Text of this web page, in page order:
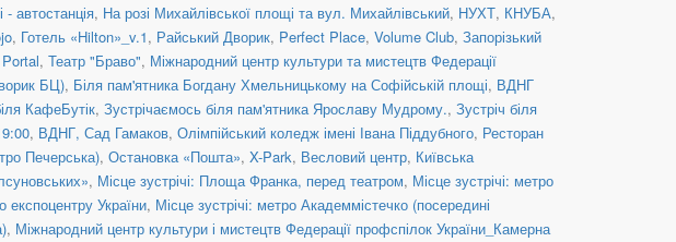
автостанція, На розі Михайлівської площі та вул. Михайлівський, НУХТ, КНУБА,
, Готель «Hilton»_v.1, Райський Дворик, Perfect Place, Volume Club, Запорізький
, Театр "Браво", Міжнародний центр культури та мистецтв Федерації
БЦ), Біля пам'ятника Богдану Хмельницькому на Софійській площі, ВДНГ
КафеБутік, Зустрічаємось біля пам'ятника Ярославу Мудрому., Зустріч біля
, ВДНГ, Сад Гамаков, Олімпійський коледж імені Івана Піддубного, Ресторан
Печерська), Остановка «Пошта», X-Park, Весловий центр, Київська
, Місце зустрічі: Площа Франка, перед театром, Місце зустрічі: метро
експоцентру України, Місце зустрічі: метро Академмістечко (посередині
, Міжнародний центр культури і мистецтв Федерації профспілок України_Камерна